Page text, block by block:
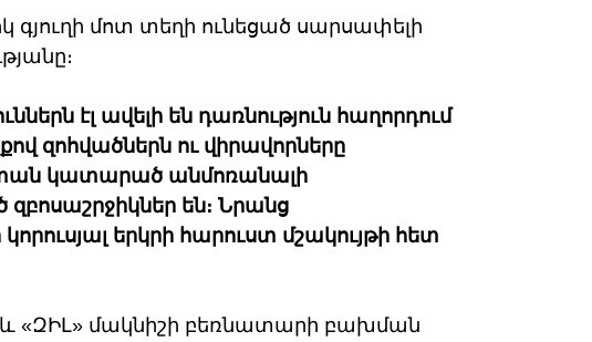
գյուղի մոտ տեղի ունեցած սարսափելի
էլ ավելի են դառնություն հաղորդում
զոհվածներն ու վիրավորները
կատարած անմոռանալի
են։ Նրանց
երկրի հարուստ մշակույթի հետ
և «ԶԻԼ» մակնիշի բեռնատարի բախման